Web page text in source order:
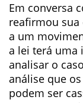
Em conversa
reafirmou sua
a um
a lei terá uma
analisar o
análise que
podem ser